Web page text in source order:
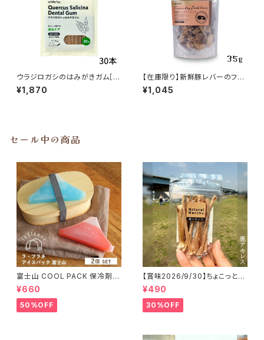
ウラジロガシのはみがきガム［3
0本入り］愛犬用 whitefox
¥1,870
【在庫限り】新鮮豚レバーのフリ
ーズドライ35g whitefox
¥1,045
セール中の商品
富士山 COOL PACK 保冷剤 2
個セット ひんやり雑貨 アイスパ
ックla flaner ラフラネ
¥660
50%OFF
【賞味2026/9/30】ちょこっと
「鹿アキレス」ジビエ鹿 おやつ
¥490
30%OFF